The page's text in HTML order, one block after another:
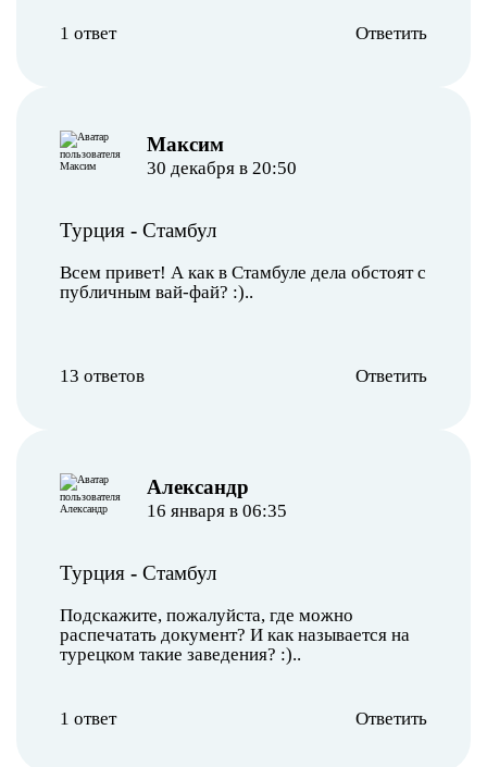
1 ответ Ответить
Максим
30 декабря в 20:50
Турция - Стамбул
Всем привет! А как в Стамбуле дела обстоят с
публичным вай-фай? :)..
13 ответов Ответить
Александр
16 января в 06:35
Турция - Стамбул
Подскажите, пожалуйста, где можно
распечатать документ? И как называется на
турецком такие заведения? :)..
1 ответ Ответить